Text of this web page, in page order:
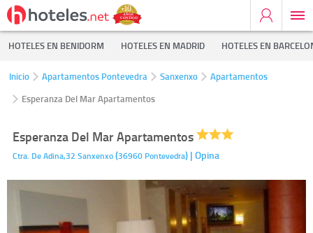
HOTELES EN BENIDORM HOTELES EN MADRID HOTELES EN
Inicio Apartamentos Pontevedra Sanxenxo
Apartamentos
Esperanza Del Mar Apartamentos
Esperanza Del Mar Apartamentos
Ctra. De Adina,32 Sanxenxo(36960 Pontevedra) | Opina